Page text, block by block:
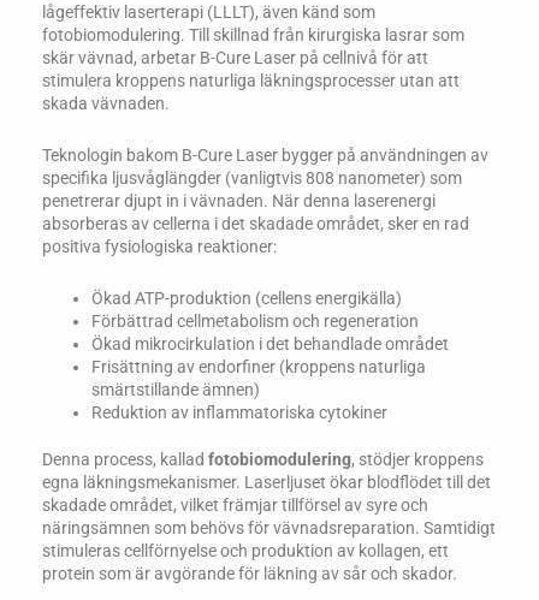
lågeffektiv laserterapi (LLLT), även känd som
fotobiomodulering. Till skillnad från kirurgiska lasrar som
skär vävnad, arbetar B-Cure Laser på cellnivå för att
stimulera kroppens naturliga läkningsprocesser utan att
skada vävnaden.
Teknologin bakom B-Cure Laser bygger på användningen av
specifika ljusvåglängder (vanligtvis 808 nanometer) som
penetrerar djupt in i vävnaden. När denna laserenergi
absorberas av cellerna i det skadade området, sker en rad
positiva fysiologiska reaktioner:
Ökad ATP-produktion (cellens energikälla)
Förbättrad cellmetabolism och regeneration
Ökad mikrocirkulation i det behandlade området
Frisättning av endorfiner (kroppens naturliga
smärtstillande ämnen)
Reduktion av inflammatoriska cytokiner
Denna process, kallad fotobiomodulering, stödjer kroppens
egna läkningsmekanismer. Laserljuset ökar blodflödet till det
skadade området, vilket främjar tillförsel av syre och
näringsämnen som behövs för vävnadsreparation. Samtidigt
stimuleras cellförnyelse och produktion av kollagen, ett
protein som är avgörande för läkning av sår och skador.